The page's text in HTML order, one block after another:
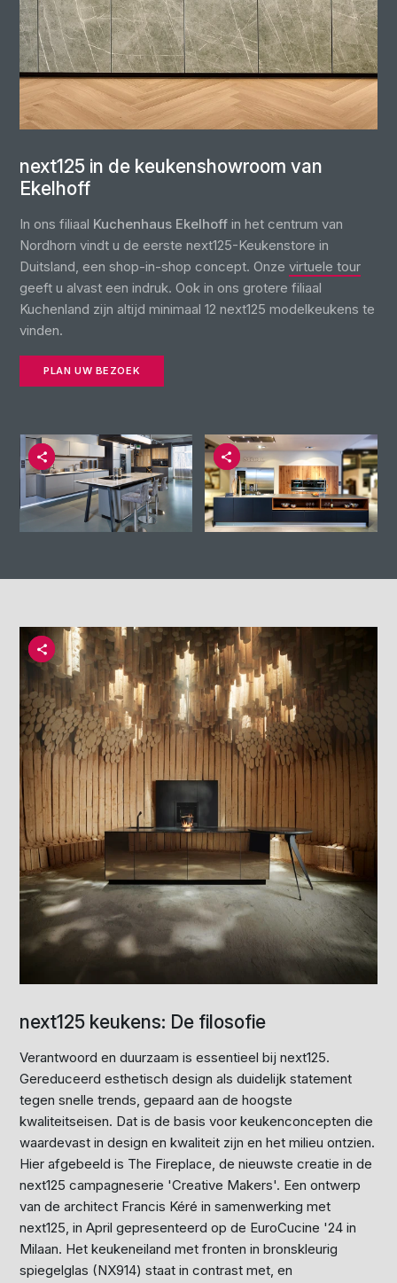
next125 in de keukenshowroom van
Ekelhoff
In ons filiaal Kuchenhaus Ekelhoff in het centrum van
Nordhorn vindt u de eerste next125-Keukenstore in
Duitsland, een shop-in-shop concept. Onzevirtuele tour
geeft u alvast een indruk. Ook in ons grotere filiaal
Kuchenland zijn altijd minimaal 12 next125 modelkeukens te
vinden.
PLAN UW BEZOEK
next125 keukens: De filosofie
Verantwoord en duurzaam is essentieel bij next125.
Gereduceerd esthetisch design als duidelijk statement
tegen snelle trends, gepaard aan de hoogste
kwaliteitseisen. Dat is de basis voor keukenconcepten die
waardevast in design en kwaliteit zijn en het milieu ontzien.
Hier afgebeeld is The Fireplace, de nieuwste creatie in de
next125 campagneserie 'Creative Makers'. Een ontwerp
van de architect Francis Kéré in samenwerking met
next125, in April gepresenteerd op de EuroCucine '24 in
Milaan. Het keukeneiland met fronten in bronskleurig
spiegelglas (NX914) staat in contrast met, en